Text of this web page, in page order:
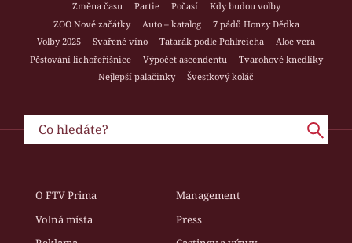
Změna času
Partie Počasí
Kdy budou volby
ZOO Nové začátky
Auto – katalog
7 pádů Honzy Dědka
Volby 2025
Svařené víno Tatarák podle Pohlreicha
Aloe vera
Pěstování lichořeřišnice
Výpočet ascendentu
Tvarohové knedlíky
Nejlepší palačinky
Švestkový koláč
O FTV Prima
Management
Volná místa
Press